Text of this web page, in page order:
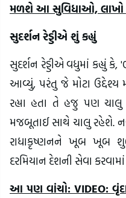
મળશે આ સુવિધાઓ, લાખો
સુદર્શન રેડ્ડીએ શું કહ્યું
સુદર્શન રેડ્ડીએ વધુમાં કહ્યું
આવ્યું, પરંતુ જે મોટા
રહ્યા હતા તે હજુ પણ
મજબૂતાઈ સાથે ચાલુ રહેશે. નવા
રાધાકૃષ્ણનને ખૂબ ખૂબ
દરમિયાન દેશની સેવા
આ પણ વાંચો: VIDEO: